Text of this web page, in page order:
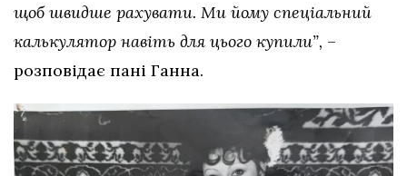
щоб швидше рахувати. Ми йому спеціальний
калькулятор навіть для цього купили”, –
розповідає пані Ганна.